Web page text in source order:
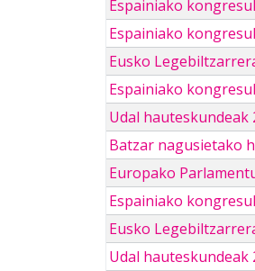
Espainiako
Espainiako
Eusko
Espainiako
Udal hauteskundeak
Batzar nagusietako
Europako
Espainiako
Eusko
Udal hauteskundeak